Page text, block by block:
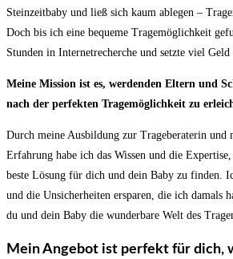
Steinzeitbaby und ließ sich kaum ablegen –
Doch bis ich eine bequeme Tragemöglichkeit
Stunden in Internetrecherche und setzte viel Geld
Meine Mission ist es, werdenden Eltern und
nach der perfekten Tragemöglichkeit zu
Durch meine Ausbildung zur Trageberaterin und
Erfahrung habe ich das Wissen und die
beste Lösung für dich und dein Baby zu finden.
und die Unsicherheiten ersparen, die ich damals
du und dein Baby die wunderbare Welt des
Mein Angebot ist perfekt für dich,